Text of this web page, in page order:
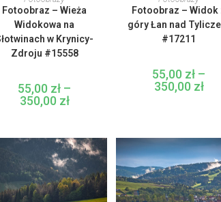
ma
wiele
wariantów.
Opcje
można
wybrać
produktu
Fotoobraz – Wieża
Widokowa na
w Krynicy-
Zdroju #15558
55,00 zł –
350,00 złZakres
cen:
do
350,00 zł
ma
wiele
Opcje
można
stronie
produktu
Fotoobraz – Widok
góry Łan nad
#17211
55,00 zł –
350,00 zł
cen: